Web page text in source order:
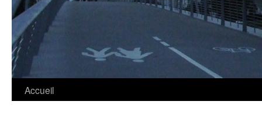
Accueil